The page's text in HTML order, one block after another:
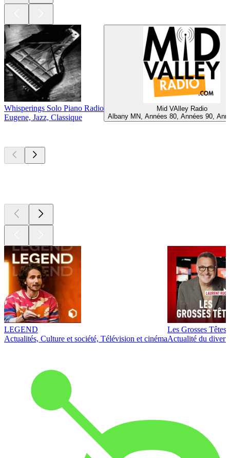
Whisperings Solo Piano Radio
Eugene, Jazz, Classique
Mid VAlley Radio
Albany MN, Années 80, Années 90,
LEGEND
Actualités, Culture et société, Télévision et cinéma
Les Grosses Têtes
Actualité du